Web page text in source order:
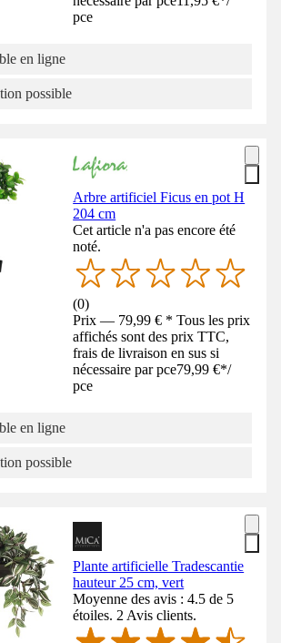
pce
en ligne
possible
Arbre artificiel Ficus en pot H
204 cm
Cet article n'a pas encore été
noté.
(0)
Prix — 79,99 € * Tous les prix
affichés sont des prix TTC,
frais de livraison en sus si
nécessaire par pce79,99 €*/
pce
en ligne
possible
Plante artificielle Tradescantie
hauteur 25 cm, vert
Moyenne des avis : 4.5 de 5
étoiles. 2 Avis clients.